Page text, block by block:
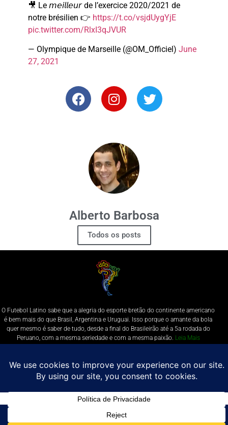
🎥 Le 𝘮𝘦𝘪𝘭𝘭𝘦𝘶𝘳 de l’exercice 2020/2021 de
notre brésilien 👉 https://t.co/vsjdUygYjE
pic.twitter.com/RlxI3qJVUR
— Olympique de Marseille (@OM_Officiel) June
27, 2021
Alberto Barbosa
Todos os posts
O Futebol Latino sabe que a alegria do esporte bretão do continente americano
é bem mais do que Brasil, Argentina e Uruguai. Isso porque o amante da bola
quer mesmo é saber de tudo, desde a final do Brasileirão até a 5a rodada do
Peruano, com a mesma seriedade e com a mesma paixão. Leia Mais
Política de Privacidade